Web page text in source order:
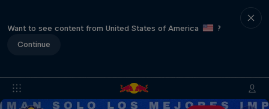
Want to see content from United States of America
?
Continue